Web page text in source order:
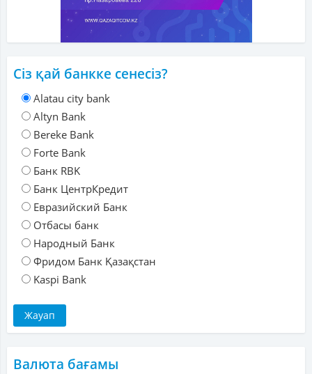
Сіз қай банкке сенесіз?
Alatau city bank
Altyn Bank
Bereke Bank
Forte Bank
Банк RBK
Банк ЦентрКредит
Евразийский Банк
Отбасы банк
Народный Банк
Фридом Банк Қазақстан
Kaspi Bank
Валюта бағамы